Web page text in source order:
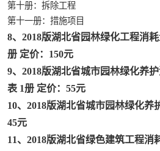
第十册：拆除工程
第十一册：措施项目
8、2018版湖北省园林绿化工程消
册 定价：150元
9、2018版湖北省城市园林绿化养
表 1册 定价：55元
10、2018版湖北省城市园林绿化养
45元
11、2018版湖北省绿色建筑工程消
海南省建设工程预算定额
电力工程预算概算定额
江苏省建设工程计价定额
四川省清单定额
云南省建设工程预算定额